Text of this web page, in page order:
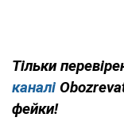
Тільки
каналі
фейки!